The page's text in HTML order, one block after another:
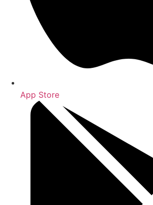
App Store